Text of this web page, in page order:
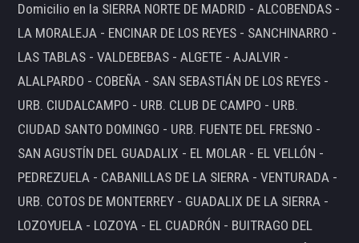
Domicilio en la SIERRA NORTE DE MADRID - ALCOBENDAS -
LA MORALEJA - ENCINAR DE LOS REYES - SANCHINARRO -
LAS TABLAS - VALDEBEBAS - ALGETE - AJALVIR -
ALALPARDO - COBEÑA - SAN SEBASTIÁN DE LOS REYES -
URB. CIUDALCAMPO - URB. CLUB DE CAMPO - URB.
CIUDAD SANTO DOMINGO - URB. FUENTE DEL FRESNO -
SAN AGUSTÍN DEL GUADALIX - EL MOLAR - EL VELLÓN -
PEDREZUELA - CABANILLAS DE LA SIERRA - VENTURADA -
URB. COTOS DE MONTERREY - GUADALIX DE LA SIERRA -
LOZOYUELA - LOZOYA - EL CUADRÓN - BUITRAGO DEL